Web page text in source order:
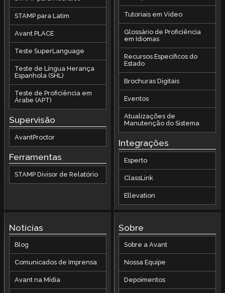
STAMP para Latim
Avant PLACE
Teste SuperLanguage
Teste de Língua Herança
Espanhola (SHL)
Teste de Proficiência em
Árabe (APT)
Supervisão
AvantProctor
Ferramentas
STAMP Divisor de Relatório
Tutoriais em Vídeo
Glossário de Proficiência
em Idiomas
Recursos Específicos do
Estado
Brochuras Digitais
Eventos
Atualizações de
Manutenção do Sistema
Integrações
Esperto
ClassLink
Ellevation
Notícias
Blog
Comunicados de Imprensa
Avant na Mídia
Sobre
Sobre a Avant
Nossa Equipe
Depoimentos